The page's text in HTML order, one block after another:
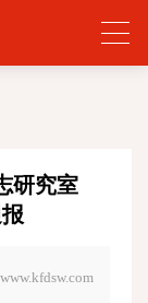
研究室